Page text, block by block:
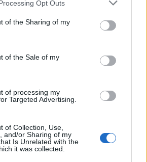
Opt Outs
of the Sharing of my
of the Sale of my
of processing my
Targeted Advertising.
of Collection, Use,
and/or Sharing of my
Is Unrelated with the
it was collected.